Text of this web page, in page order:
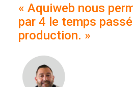
« Aquiweb nous
par 4 le temps
production. »